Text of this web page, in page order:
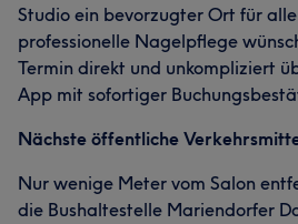
Studio ein bevorzugter Ort für
professionelle Nagelpflege
Termin direkt und unkompliziert
App mit sofortiger
Nächste öffentliche
Nur wenige Meter vom Salon
die Bushaltestelle Mariendorfer